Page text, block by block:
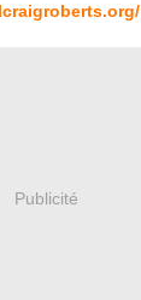
Publicité